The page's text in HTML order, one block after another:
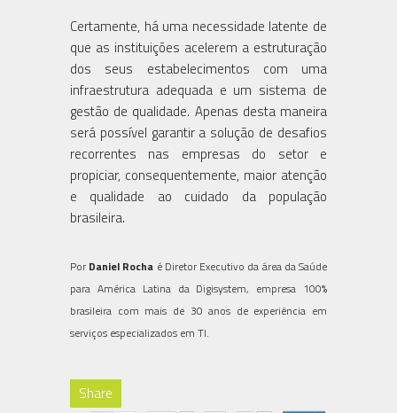
Certamente, há uma necessidade latente de
que as instituições acelerem a estruturação
dos seus estabelecimentos com uma
infraestrutura adequada e um sistema de
gestão de qualidade. Apenas desta maneira
será possível garantir a solução de desafios
recorrentes nas empresas do setor e
propiciar, consequentemente, maior atenção
e qualidade ao cuidado da população
brasileira.
Por Daniel Rocha é Diretor Executivo da área da Saúde
para América Latina da Digisystem, empresa 100%
brasileira com mais de 30 anos de experiência em
serviços especializados em TI.
Share